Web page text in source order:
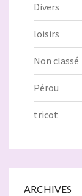
Divers
loisirs
Non classé
Pérou
tricot
ARCHIVES